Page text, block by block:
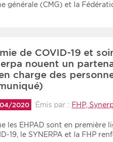
générale (CMG) et la
de COVID-19 et
nouent un
charge des
2020 Émis par : FHP,
les EHPAD sont en première
19, le SYNERPA et la FHP